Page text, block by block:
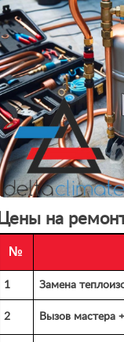
Цены на
№
1 Замена
2 Вызов мастера